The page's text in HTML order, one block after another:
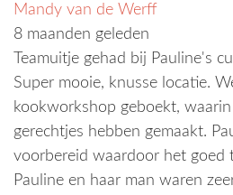
Mandy van de Werff
8 maanden geleden
Teamuitje gehad bij Pauline's
Super mooie, knusse locatie.
kookworkshop geboekt,
gerechtjes hebben gemaakt.
voorbereid waardoor het goed
Pauline en haar man waren